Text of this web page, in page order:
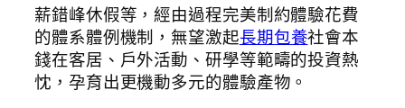
薪錯峰休假等，經由過程完美制約體驗花費
的體系體例機制，無望激起長期包養社會本
錢在客居、戶外活動、研學等範疇的投資熱
忱，孕育出更機動多元的體驗產物。